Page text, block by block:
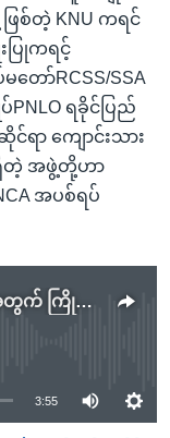
ြစ်တဲ့ KNU ကရင်
ပြုကရင့်
တော်RCSS/SSA
ရခိုင်ပြည်
ရာ ကျောင်းသား
ရှိတဲ့ အဖွဲ့တို့ဟာ
အပစ်ရပ်
NCAလက်မှတ်ထိုးအဖွဲ့တတိယပင်လုံအတွက် ကြိုတင်ပြင်ဆင်
3:55